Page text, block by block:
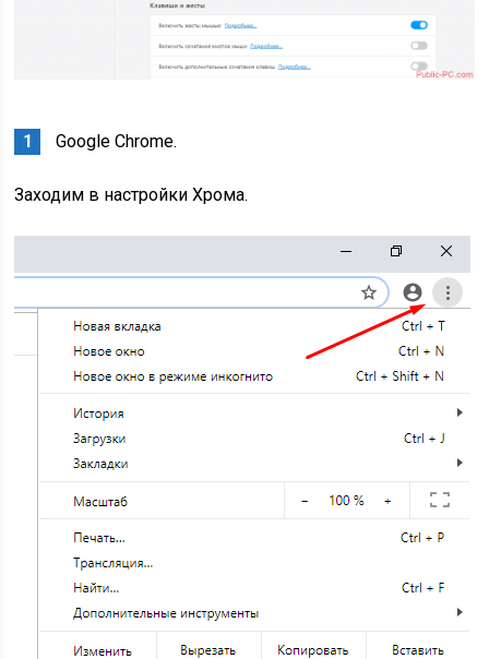
Google Chrome.
Заходим в настройки Хрома.